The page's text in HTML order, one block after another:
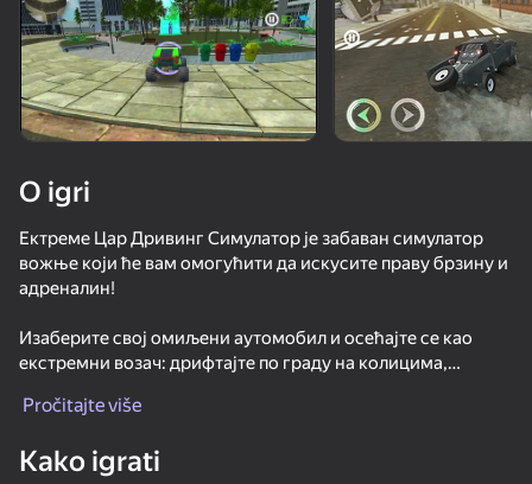
Ova igra podržava samo pejzažna
orijentaciju
Chasing traffic
O igri
Ектреме Цар Дривинг Симулатор је забаван симулатор
вожње који ће вам омогућити да искусите праву брзину и
адреналин!
Изаберите свој омиљени аутомобил и осећајте се као
екстремни возач: дрифтајте по граду на колицима,
разбијте аутомобил и зарадите новац за то!
Доживите екстремну градску вожњу међу стотинама
Pročitajte više
Kako igrati